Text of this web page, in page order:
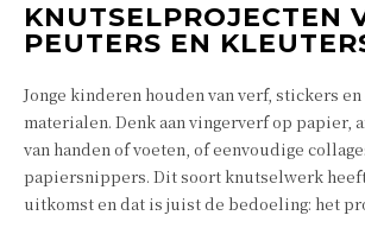
KNUTSELPROJECTEN
PEUTERS EN
Jonge kinderen houden van verf, stickers
materialen. Denk aan vingerverf op papier,
van handen of voeten, of eenvoudige
papiersnippers. Dit soort knutselwerk heeft
uitkomst en dat is juist de bedoeling: het